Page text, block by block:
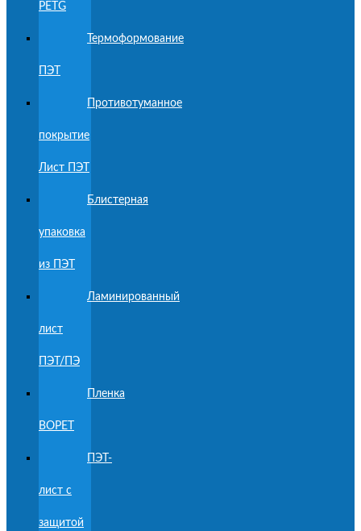
PETG
Термоформование
ПЭТ
Противотуманное
покрытие
Лист ПЭТ
Блистерная
упаковка
из ПЭТ
Ламинированный
лист
ПЭТ/ПЭ
Пленка
BOPET
ПЭТ-
лист с
защитой